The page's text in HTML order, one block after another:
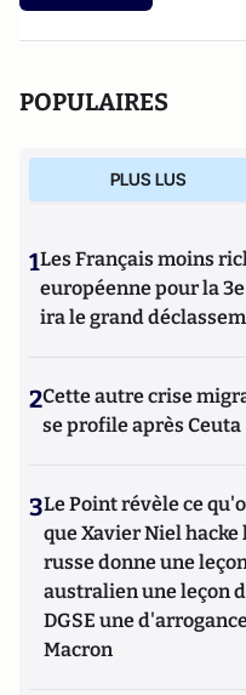
POPULAIRES
PLUS LUS
1Les Français moins
européenne pour la
ira le grand
2Cette autre crise
se profile après Ceuta
3Le Point révèle ce
que Xavier Niel hacke
russe donne une
australien une leçon
DGSE une
Macron